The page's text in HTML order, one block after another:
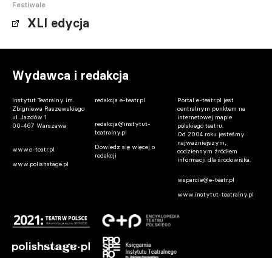
Festiwale
XLI edycja
Wydawca i redakcja
Instytut Teatralny im.
Zbigniewa Raszewskiego
ul. Jazdów 1
00-467 Warszawa
www.e-teatr.pl
www.polishstage.pl
redakcja e-teatr.pl
redakcja@instytut-
teatralny.pl
Dowiedz się więcej o
redakcji
Portal e-teatr.pl jest
centralnym punktem na
internetowej mapie
polskiego teatru.
Od 2004 roku jesteśmy
najważniejszym,
codziennym źródłem
informacji dla środowiska.
wsparcie@e-teatr.pl
www.instytut-teatralny.pl